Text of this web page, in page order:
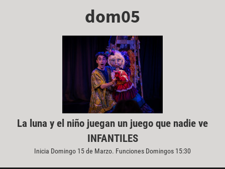
dom05
La luna y el niño juegan un juego que nadie ve
INFANTILES
Inicia Domingo 15 de Marzo. Funciones Domingos 15:30